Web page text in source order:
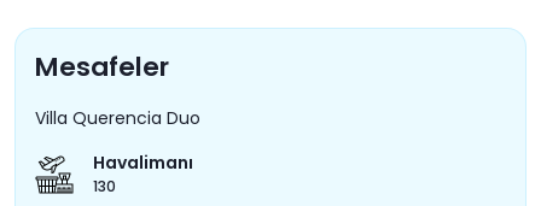
Mesafeler
Villa Querencia Duo
Havalimanı
130